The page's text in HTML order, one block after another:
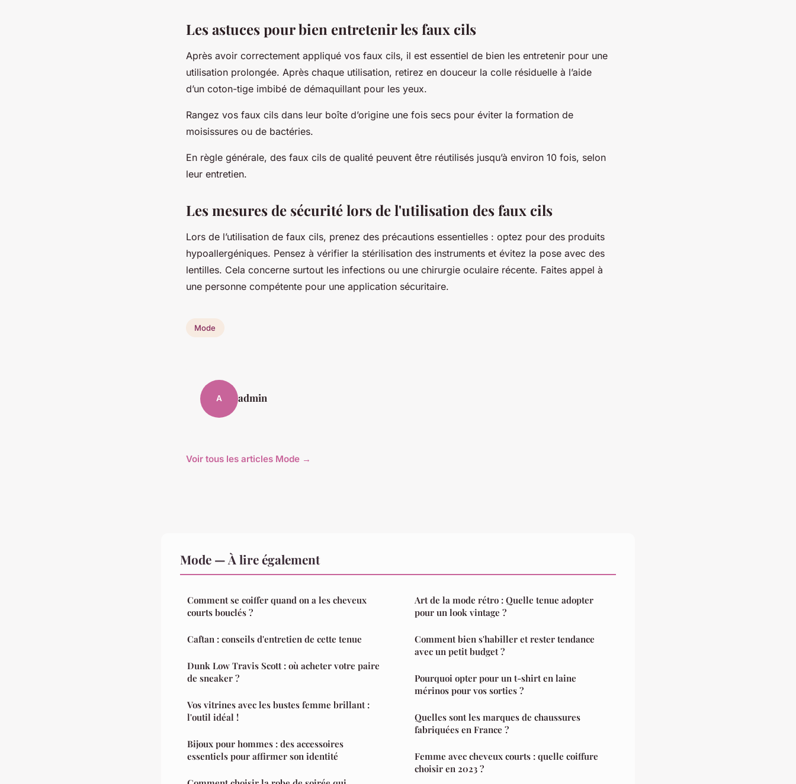
Les astuces pour bien entretenir les faux cils
Après avoir correctement appliqué vos faux cils, il est essentiel de bien les entretenir pour une
utilisation prolongée. Après chaque utilisation, retirez en douceur la colle résiduelle à l’aide
d’un coton-tige imbibé de démaquillant pour les yeux.
Rangez vos faux cils dans leur boîte d’origine une fois secs pour éviter la formation de
moisissures ou de bactéries.
En règle générale, des faux cils de qualité peuvent être réutilisés jusqu’à environ 10 fois, selon
leur entretien.
Les mesures de sécurité lors de l'utilisation des faux cils
Lors de l’utilisation de faux cils, prenez des précautions essentielles : optez pour des produits
hypoallergéniques. Pensez à vérifier la stérilisation des instruments et évitez la pose avec des
lentilles. Cela concerne surtout les infections ou une chirurgie oculaire récente. Faites appel à
une personne compétente pour une application sécuritaire.
Mode
A admin
Voir tous les articles Mode →
Mode — À lire également
Comment se coiffer quand on a les cheveux
courts bouclés ?
Caftan : conseils d'entretien de cette tenue
Dunk Low Travis Scott : où acheter votre paire
de sneaker ?
Vos vitrines avec les bustes femme brillant :
l'outil idéal !
Bijoux pour hommes : des accessoires
essentiels pour affirmer son identité
Art de la mode rétro : Quelle tenue adopter
pour un look vintage ?
Comment bien s'habiller et rester tendance
avec un petit budget ?
Pourquoi opter pour un t-shirt en laine
mérinos pour vos sorties ?
Quelles sont les marques de chaussures
fabriquées en France ?
Femme avec cheveux courts : quelle coiffure
choisir en 2023 ?